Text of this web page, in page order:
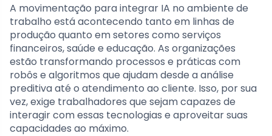
A movimentação para integrar IA no ambiente de
trabalho está acontecendo tanto em linhas de
produção quanto em setores como serviços
financeiros, saúde e educação. As organizações
estão transformando processos e práticas com
robôs e algoritmos que ajudam desde a análise
preditiva até o atendimento ao cliente. Isso, por sua
vez, exige trabalhadores que sejam capazes de
interagir com essas tecnologias e aproveitar suas
capacidades ao máximo.